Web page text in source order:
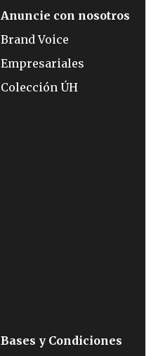
Anuncie con nosotros
Brand Voice
Empresariales
Colección ÚH
Bases y Condiciones